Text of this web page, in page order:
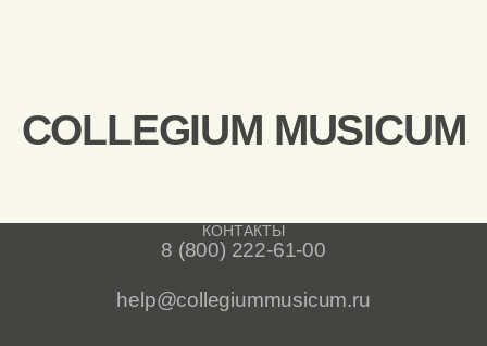
COLLEGIUM MUSICUM
КОНТАКТЫ
8 (800) 222-61-00
help@collegiummusicum.ru